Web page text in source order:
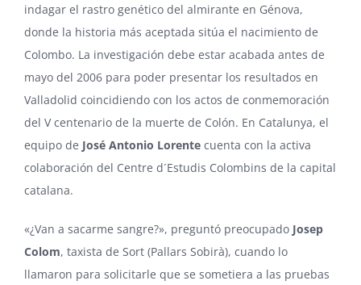
indagar el rastro genético del almirante en Génova,
donde la historia más aceptada sitúa el nacimiento de
Colombo. La investigación debe estar acabada antes de
mayo del 2006 para poder presentar los resultados en
Valladolid coincidiendo con los actos de conmemoración
del V centenario de la muerte de Colón. En Catalunya, el
equipo de José Antonio Lorente cuenta con la activa
colaboración del Centre d´Estudis Colombins de la capital
catalana.
«¿Van a sacarme sangre?», preguntó preocupado Josep
Colom, taxista de Sort (Pallars Sobirà), cuando lo
llamaron para solicitarle que se sometiera a las pruebas